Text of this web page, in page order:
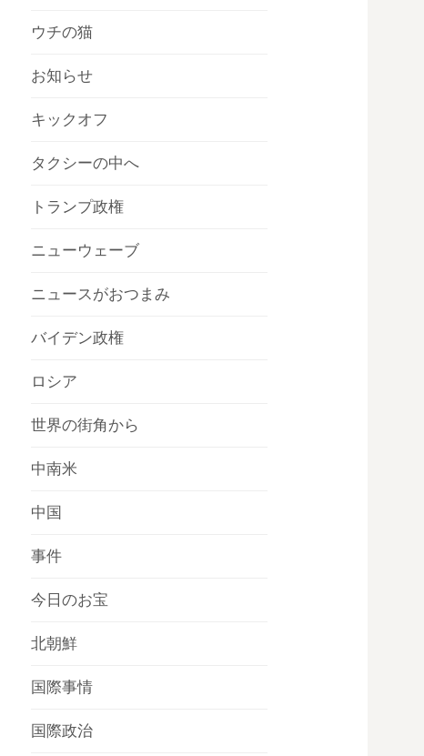
ウチの猫
お知らせ
キックオフ
タクシーの中へ
トランプ政権
ニューウェーブ
ニュースがおつまみ
バイデン政権
ロシア
世界の街角から
中南米
中国
事件
今日のお宝
北朝鮮
国際事情
国際政治